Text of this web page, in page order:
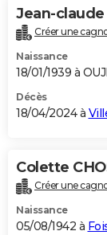
Jean-claude
Créer une
Naissance
18/01/1939 à
Décès
18/04/2024 à
Colette
Créer une
Naissance
05/08/1942 à